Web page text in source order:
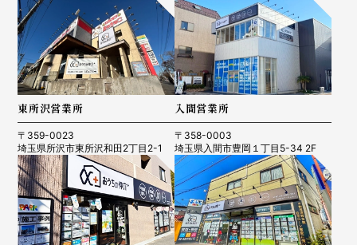
東所沢営業所
〒359-0023
埼玉県所沢市東所沢和田2丁目2-1
入間営業所
〒358-0003
埼玉県入間市豊岡１丁目5-34 2F